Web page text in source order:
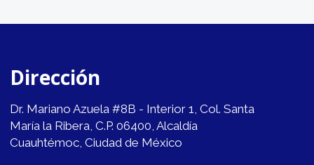
Dirección
Dr. Mariano Azuela #8B - Interior 1, Col. Santa
María la Ribera, C.P. 06400, Alcaldía
Cuauhtémoc, Ciudad de México